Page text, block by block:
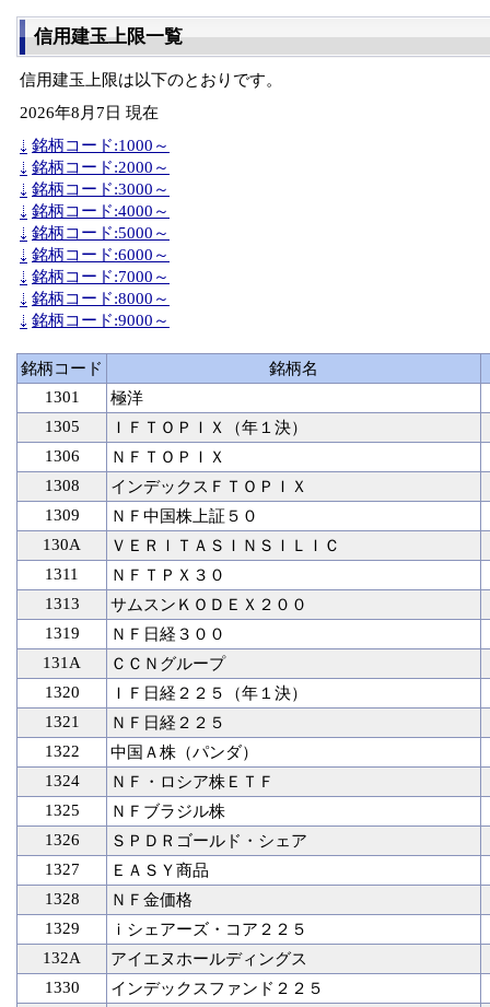
信用建玉上限一覧
信用建玉上限は以下のとおりです。
2026年8月7日 現在
銘柄コード:1000～
銘柄コード:2000～
銘柄コード:3000～
銘柄コード:4000～
銘柄コード:5000～
銘柄コード:6000～
銘柄コード:7000～
銘柄コード:8000～
銘柄コード:9000～
銘柄コード
銘柄名
1301
極洋
1305
ＩＦＴＯＰＩＸ（年１決）
1306
ＮＦＴＯＰＩＸ
1308
インデックスＦＴＯＰＩＸ
1309
ＮＦ中国株上証５０
130A
ＶＥＲＩＴＡＳＩＮＳＩＬＩＣ
1311
ＮＦＴＰＸ３０
1313
サムスンＫＯＤＥＸ２００
1319
ＮＦ日経３００
131A
ＣＣＮグループ
1320
ＩＦ日経２２５（年１決）
1321
ＮＦ日経２２５
1322
中国Ａ株（パンダ）
1324
ＮＦ・ロシア株ＥＴＦ
1325
ＮＦブラジル株
1326
ＳＰＤＲゴールド・シェア
1327
ＥＡＳＹ商品
1328
ＮＦ金価格
1329
ｉシェアーズ・コア２２５
132A
アイエヌホールディングス
1330
インデックスファンド２２５